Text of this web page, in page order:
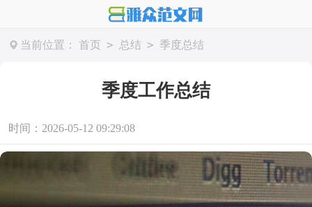
当前位置： 首页 > 总结 > 季度总结
季度工作总结
时间：2026-05-12 09:29:08